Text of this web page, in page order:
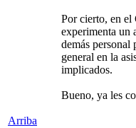
Por cierto, en el
experimenta un
demás personal
general en la
implicados.
Bueno, ya les
Arriba